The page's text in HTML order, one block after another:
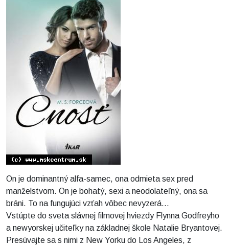
On je dominantný alfa-samec, ona odmieta sex pred
manželstvom. On je bohatý, sexi a neodolateľný, ona sa
bráni. To na fungujúci vzťah vôbec nevyzerá...
Vstúpte do sveta slávnej filmovej hviezdy Flynna Godfreyho
a newyorskej učiteľky na základnej škole Natalie Bryantovej.
Presúvajte sa s nimi z New Yorku do Los Angeles, z